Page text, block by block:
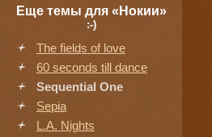
Еще темы для «Нокии»
:-)
The fields of love
60 seconds till dance
Sequential One
Sepia
L.A. Nights